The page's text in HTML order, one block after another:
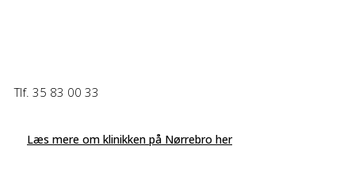
Tlf. 35 83 00 33
Læs mere om klinikken på Nørrebro her